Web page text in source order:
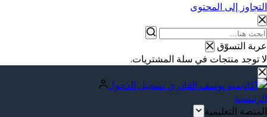
التجاوز إلى المحتوى
عربة التسوّق
لا توجد منتجات في سلة المشتريات.
تسجيل الدخول
الرئيسية
المنصة التعليمية